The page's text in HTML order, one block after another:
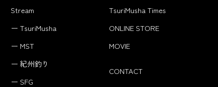
Stream
ー TsuriMusha
ー MST
ー 紀州釣り
ー SFG
TsuriMusha Times
ONLINE STORE
MOVIE
CONTACT